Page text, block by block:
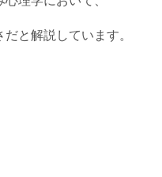
と解説しています。